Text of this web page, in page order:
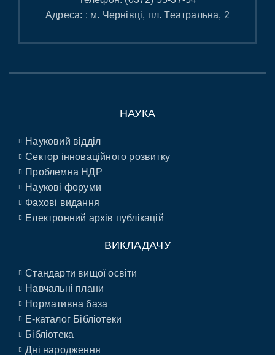
Адреса: : м. Чернівці, пл. Театральна, 2
НАУКА
Науковий відділ
Сектор інноваційного розвитку
Проблемна НДР
Наукові форуми
Фахові видання
Електронний архів публікацій
ВИКЛАДАЧУ
Стандарти вищої освіти
Навчальні плани
Нормативна база
E-каталог Бібліотеки
Бібліотека
Дні народження